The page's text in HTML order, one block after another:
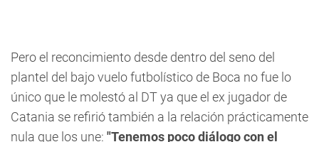
Pero el reconcimiento desde dentro del seno del
plantel del bajo vuelo futbolístico de Boca no fue lo
único que le molestó al DT ya que el ex jugador de
Catania se refirió también a la relación prácticamente
nula que los une: "Tenemos poco diálogo con el